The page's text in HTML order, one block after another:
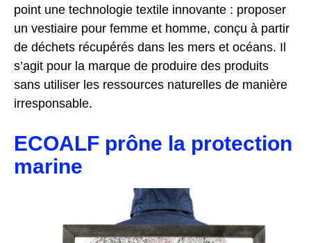
point une technologie textile innovante : proposer
un vestiaire pour femme et homme, conçu à partir
de déchets récupérés dans les mers et océans. Il
s’agit pour la marque de produire des produits
sans utiliser les ressources naturelles de manière
irresponsable.
ECOALF prône la protection
marine